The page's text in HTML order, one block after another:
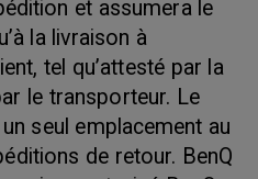
et assumera le
la livraison à
tel qu’attesté par la
le transporteur. Le
seul emplacement au
de retour. BenQ